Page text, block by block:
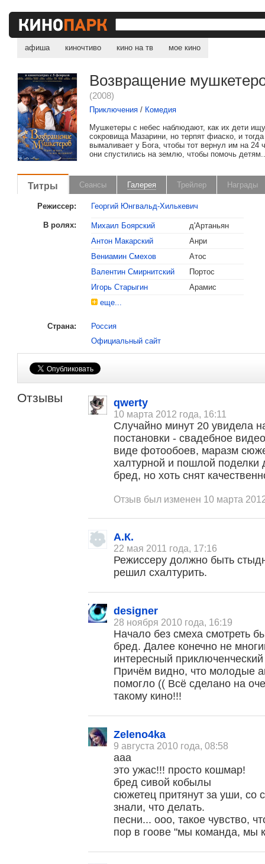
афиша киночтиво кино на тв мое кино
Возвращение
(2008)
Приключения / Комедия
Мушкетеры с небес наблюдают, как их дети
сокровища Мазарини, но терпят фиаско, и
вымаливает у Бога, чтобы тот вернул им на 24
они спустились на землю, чтобы помочь
Титры Сеансы Галерея Трейлер Награды
Режиссер: Георгий Юнгвальд-Хилькевич
В ролях: Михаил Боярский
д'Артаньян
Антон Макарский
Анри
Вениамин Смехов
Атос
Валентин Смирнитский
Портос
Игорь Старыгин
Арамис
еще...
Страна:
Россия
Официальный сайт
Отзывы qwerty
10 марта 2012 года, 16:11
Случайно минут 20 увидела
постановки - свадебное
виде фотообоев, маразм
халтурной и пошлой
бред, но хоть снят
Отзыв был изменен 10 марта
А.К.
22 мая 2011 года, 17:16
Режиссеру должно быть
решил схалтурить.
designer
28 ноября 2010 года, 16:19
Начало без смеха смотреть
бред. Далее конечно не
интересный
Причём видно, что молодые
помогло (( Всё сделано на
такому кино!!!
Zeleno4ka
9 августа 2010 года, 08:58
ааа
это ужас!!! просто кошмар!
бред сивой кобылы
сюжетец притянут за уши, со
знали, что делать.
песни... ооо, такое чувство,
пор в гоове "мы команда, мы